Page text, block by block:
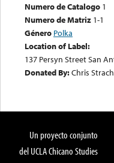
Numero de Catalogo 1
Numero de Matriz 1-1
Género Polka
Location of Label:
137 Persyn Street San
Donated By:Chris
Un proyecto conjunto
del UCLA Chicano Studies